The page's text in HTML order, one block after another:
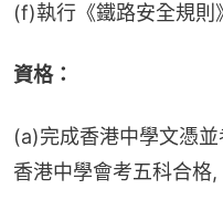
(f)執行《鐵路安全規則
資格：
(a)完成香港中學文憑
香港中學會考五科合格